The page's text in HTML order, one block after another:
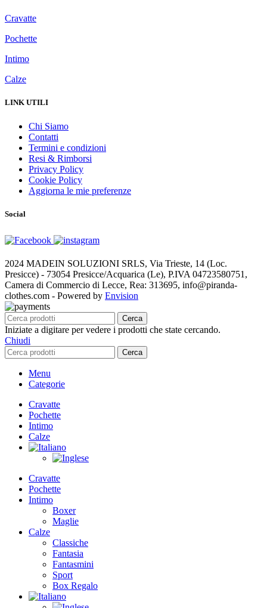
Cravatte
Pochette
Intimo
Calze
LINK UTILI
Chi Siamo
Contatti
Termini e condizioni
Resi & Rimborsi
Privacy Policy
Cookie Policy
Aggiorna le mie preferenze
Social
2024 MADEIN SOLUZIONI SRLS, Via Trieste, 14 (Loc.
Presicce) - 73054 Presicce/Acquarica (Le), P.IVA 04723580751,
Camera di Commercio di Lecce, Rea: 313695, info@piranda-
clothes.com - Powered by Envision
Cerca
Iniziate a digitare per vedere i prodotti che state cercando.
Chiudi
Cerca
Menu
Categorie
Cravatte
Pochette
Intimo
Calze
Cravatte
Pochette
Intimo
Boxer
Maglie
Calze
Classiche
Fantasia
Fantasmini
Sport
Box Regalo